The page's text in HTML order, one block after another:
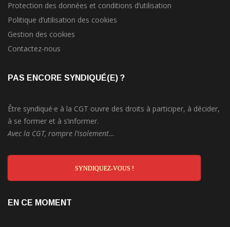
Protection des données et conditions d’utilisation
Politique d’utilisation des cookies
Gestion des cookies
Contactez-nous
PAS ENCORE SYNDIQUÉ(E) ?
Être syndiqué·e à la CGT ouvre des droits à participer, à décider,
à se former et à s’informer.
Avec la CGT, rompre l’isolement…
SYNDIQUEZ-VOUS !
EN CE MOMENT